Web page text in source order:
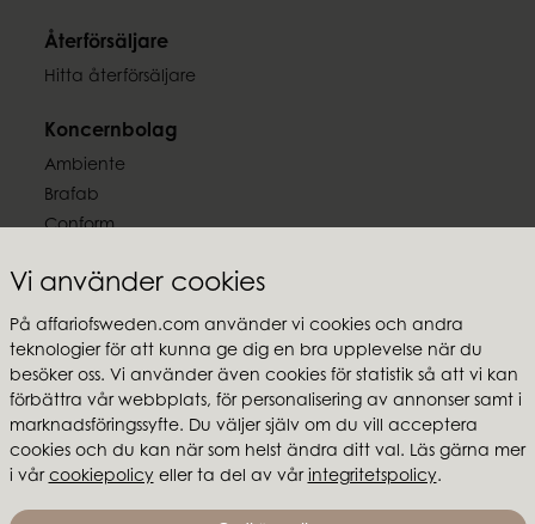
Vi använder cookies
På affariofsweden.com använder vi cookies och andra
teknologier för att kunna ge dig en bra upplevelse när du
besöker oss. Vi använder även cookies för statistik så att vi kan
förbättra vår webbplats, för personalisering av annonser samt i
marknadsföringssyfte. Du väljer själv om du vill acceptera
cookies och du kan när som helst ändra ditt val. Läs gärna mer
i vår cookiepolicyeller ta del av vår integritetspolicy.
Återförsäljare
Hitta återförsäljare
Koncernbolag
Ambiente
Brafab
Conform
MTI
Följ oss
Affari of Sweden
Om oss